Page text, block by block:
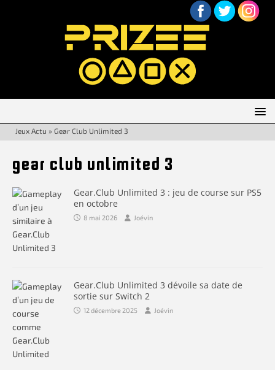
Jeux Actu » Gear Club Unlimited 3
gear club unlimited 3
Gear.Club Unlimited 3 : jeu de course sur PS5
en octobre
8 mai 2026 Joévin
Gear.Club Unlimited 3 dévoile sa date de
sortie sur Switch 2
12 décembre 2025 Joévin